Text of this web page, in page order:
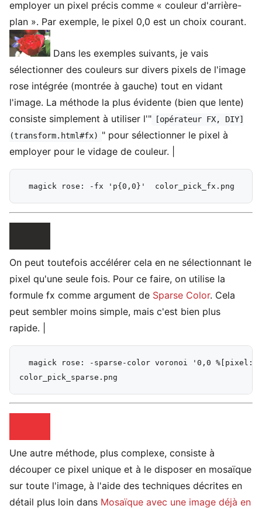
employer un pixel précis comme « couleur d'arrière-
plan ». Par exemple, le pixel 0,0 est un choix courant.
Dans les exemples suivants, je vais
sélectionner des couleurs sur divers pixels de l'image
rose intégrée (montrée à gauche) tout en vidant
l'image. La méthode la plus évidente (bien que lente)
consiste simplement à utiliser l'"
[opérateur FX, DIY]
(transform.html#fx) " pour sélectionner le pixel à
employer pour le vidage de couleur. |
On peut toutefois accélérer cela en ne sélectionnant le
pixel qu'une seule fois. Pour ce faire, on utilise la
formule fx comme argument de Sparse Color. Cela
peut sembler moins simple, mais c'est bien plus
rapide. |
magick rose: -sparse-color voronoi '0,0
Une autre méthode, plus complexe, consiste à
découper ce pixel unique et à le disposer en mosaïque
sur toute l'image, à l'aide des techniques décrites en
détail plus loin dans Mosaïque avec une image déjà en